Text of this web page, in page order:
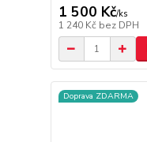
1 500 Kč/ks
1 240 Kč bez DPH
Doprava ZDARMA